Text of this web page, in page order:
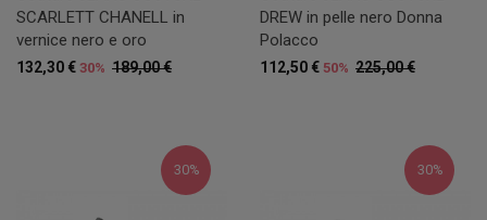
SCARLETT CHANELL in
vernice nero e oro
189,00 €
132,30 € 30%
DREW in pelle nero Donna
Polacco
225,00 €
112,50 € 50%
30% 30%